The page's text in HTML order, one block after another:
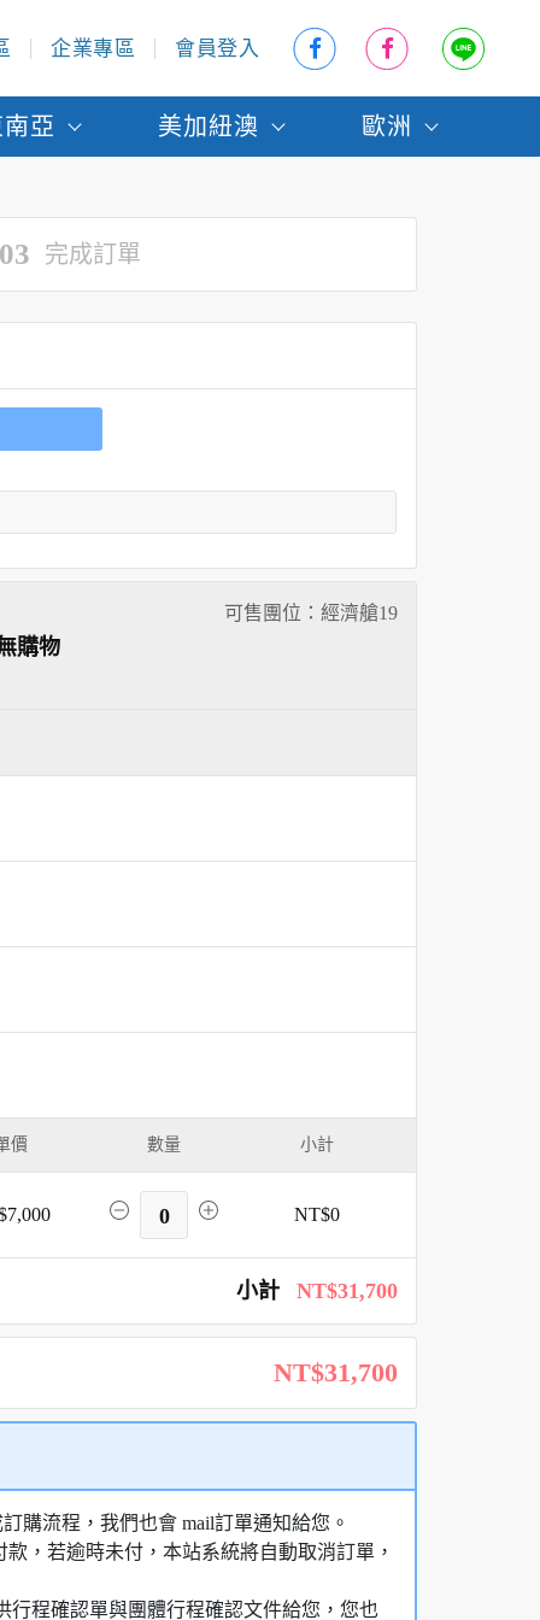
企業專區 會員登入
亞 美加紐澳 歐洲
完成訂單
可售團位：經濟艙19
購物
價 數量 小計
0 NT$0
小計 NT$31,700
NT$31,700
購流程，我們也會 mail訂單通知給您。
，若逾時未付，本站系統將自動取消訂單，
行程確認單與團體行程確認文件給您，您也